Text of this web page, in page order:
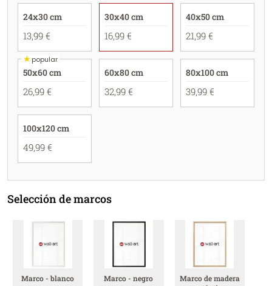
24x30 cm
13,99 €
30x40 cm
16,99 €
40x50 cm
21,99 €
★popular
50x60 cm
26,99 €
60x80 cm
32,99 €
80x100 cm
39,99 €
100x120 cm
49,99 €
Selección de marcos
Marco - blanco
Marco - negro
Marco de madera